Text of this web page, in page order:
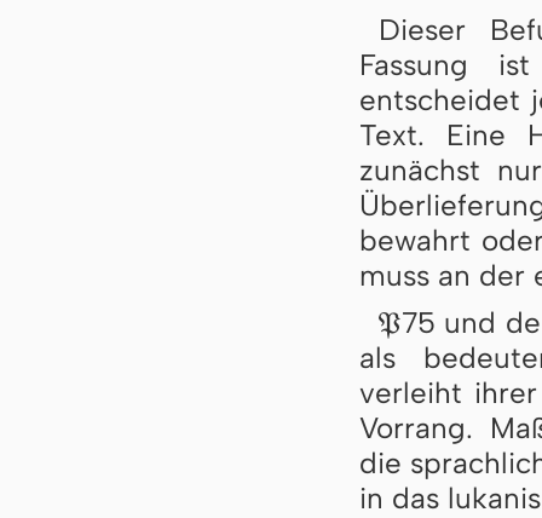
Dieser
Fassung
entscheidet
Text. Eine
zunächst
bewahrt
muss an der
𝔓75 und
als
verleiht
Vorrang.
die
in das